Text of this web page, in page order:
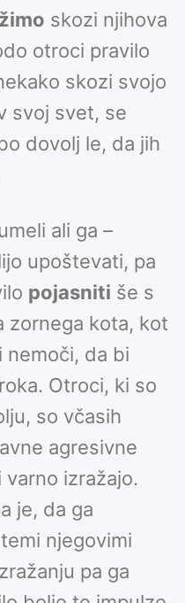
skozi njihova
otroci pravilo
skozi svojo
svoj svet, se
dovolj le, da jih
ali ga –
upoštevati, pa
pojasniti še s
zornega kota, kot
nemoči, da bi
Otroci, ki so
so včasih
agresivne
izražajo.
je, da ga
njegovimi
pa ga